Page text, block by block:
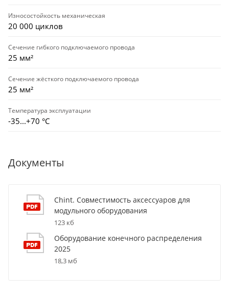
Износостойкость механическая
20 000 циклов
Сечение гибкого подключаемого провода
25 мм²
Сечение жёсткого подключаемого провода
25 мм²
Температура эксплуатации
-35...+70 °С
Документы
Chint. Совместимость аксессуаров для
модульного оборудования
123 кб
Оборудование конечного распределения
2025
18,3 мб